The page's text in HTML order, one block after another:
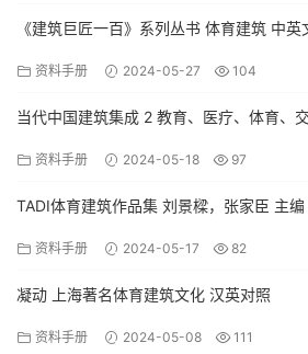
《建筑巨匠一百》系列丛书 体育建筑 中
资料手册 2024-05-27 104
当代中国建筑集成 2 教育、医疗、体育、
资料手册 2024-05-18 97
TADI体育建筑作品集 刘景樑，张家臣 主
资料手册 2024-05-17 82
凝动 上海著名体育建筑文化 汉英对照
资料手册 2024-05-08 111